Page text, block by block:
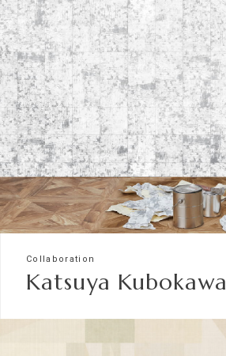
Collaboration
Katsuya Kubokawa